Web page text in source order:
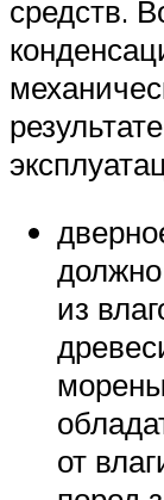
средств.
из
от